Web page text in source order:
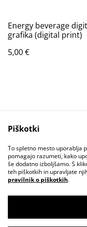
Energy beverage
grafika (digital print)
5,00 €
Contact
Privacy
©2026Space
Piškotki
To spletno mesto uporablja
pomagajo razumeti, kako
še dodatno izboljšamo. S
teh piškotkih in upravljate
pravilnik o piškotkih.